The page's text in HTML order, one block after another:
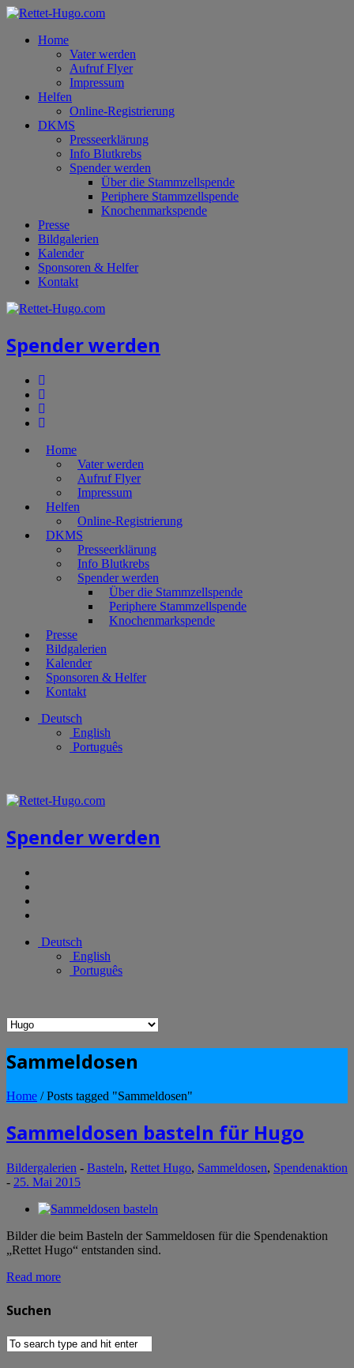
Home
Vater werden
Aufruf Flyer
Impressum
Helfen
Online-Registrierung
DKMS
Presseerklärung
Info Blutkrebs
Spender werden
Über die Stammzellspende
Periphere Stammzellspende
Knochenmarkspende
Presse
Bildgalerien
Kalender
Sponsoren & Helfer
Kontakt
Spender werden
Home
Vater werden
Aufruf Flyer
Impressum
Helfen
Online-Registrierung
DKMS
Presseerklärung
Info Blutkrebs
Spender werden
Über die Stammzellspende
Periphere Stammzellspende
Knochenmarkspende
Presse
Bildgalerien
Kalender
Sponsoren & Helfer
Kontakt
Deutsch
English
Português
Spender werden
Deutsch
English
Português
Sammeldosen
Home / Posts tagged "Sammeldosen"
Sammeldosen basteln für Hugo
Bildergalerien - Basteln, Rettet Hugo, Sammeldosen, Spendenaktion
- 25. Mai 2015
Bilder die beim Basteln der Sammeldosen für die Spendenaktion
„Rettet Hugo“ entstanden sind.
Read more
Suchen